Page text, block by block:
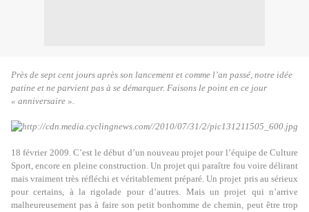
Près de sept cent jours après son lancement et comme l’an passé, notre idée
patine et ne parvient pas à se démarquer. Faisons le point en ce jour
« anniversaire ».
18 février 2009. C’est le début d’un nouveau projet pour l’équipe de Culture
Sport, encore en pleine construction. Un projet qui paraître fou voire délirant
mais vraiment très réfléchi et véritablement préparé. Un projet pris au sérieux
pour certains, à la rigolade pour d’autres. Mais un projet qui n’arrive
malheureusement pas à faire son petit bonhomme de chemin, peut être trop